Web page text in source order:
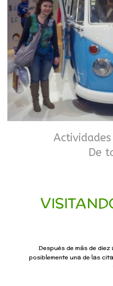
De
Después de más de
posiblemente una de las